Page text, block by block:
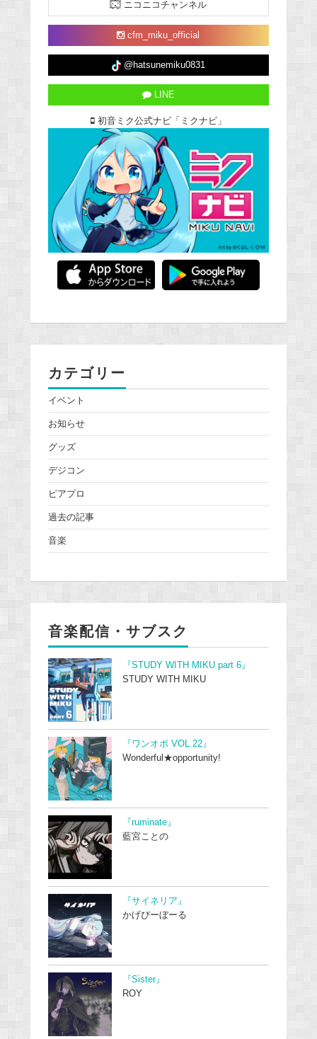
ニコニコチャンネル
cfm_miku_official
@hatsunemiku0831
LINE
初音ミク公式ナビ「ミクナビ」
カテゴリー
イベント
お知らせ
グッズ
デジコン
ピアプロ
過去の記事
音楽
音楽配信・サブスク
『STUDY WITH MIKU part 6』
STUDY WITH MIKU
『ワンオポ VOL.22』
Wonderful★opportunity!
『ruminate』
藍宮ことの
『サイネリア』
かげぴーぼーる
『Sister』
ROY